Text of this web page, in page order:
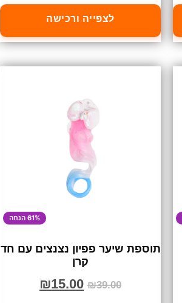
לצפייה ורכישה
61% הנחה
תוספת שיער פפיון נצנצים עם חד
קרן
₪39.00
₪15.00